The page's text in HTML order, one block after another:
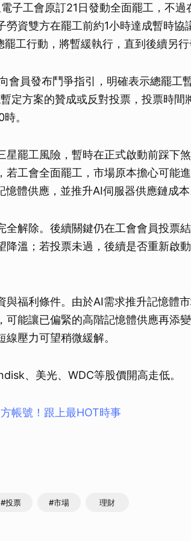
子工會原訂21日發動全面罷工，不過
勞資雙方在罷工前約1小時達成暫時協
工行動，將暫緩執行，直到後續另
會員發布鬥爭指引，明確表示總罷工
定方案的贊成或反對投票，投票時間
。
星罷工風險，暫時在正式啟動前踩下
若工會全面罷工，市場原本擔心可能
體供應，並推升AI伺服器供應鏈成
全解除。後續關鍵仍在工會會員投票
降溫；若投票未過，後續是否重新啟
與福利條件。由於AI需求推升記憶體
可能讓已偏緊的高階記憶體供應再添
壓力可望稍微緩解。
、美光、WDC等股價開高走低。
帳號！跟上最HOT時事
#投票 #市場 理財